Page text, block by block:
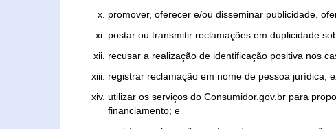
promover, oferecer e/ou disseminar publicidade,
postar ou transmitir reclamações em duplicidade
recusar a realização de identificação positiva nos
registrar reclamação em nome de pessoa jurídica,
utilizar os serviços do Consumidor.gov.br para
financiamento; e